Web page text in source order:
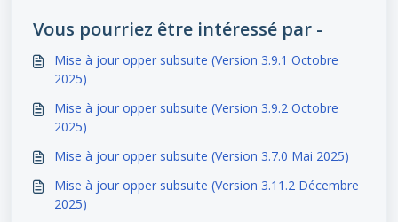
Vous pourriez être intéressé par -
Mise à jour opper subsuite (Version 3.9.1 Octobre
2025)
Mise à jour opper subsuite (Version 3.9.2 Octobre
2025)
Mise à jour opper subsuite (Version 3.7.0 Mai 2025)
Mise à jour opper subsuite (Version 3.11.2 Décembre
2025)